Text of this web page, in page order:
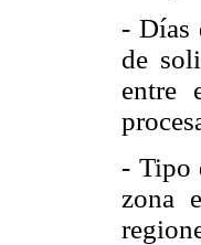
- Días
de
entre
- Tipo
zona